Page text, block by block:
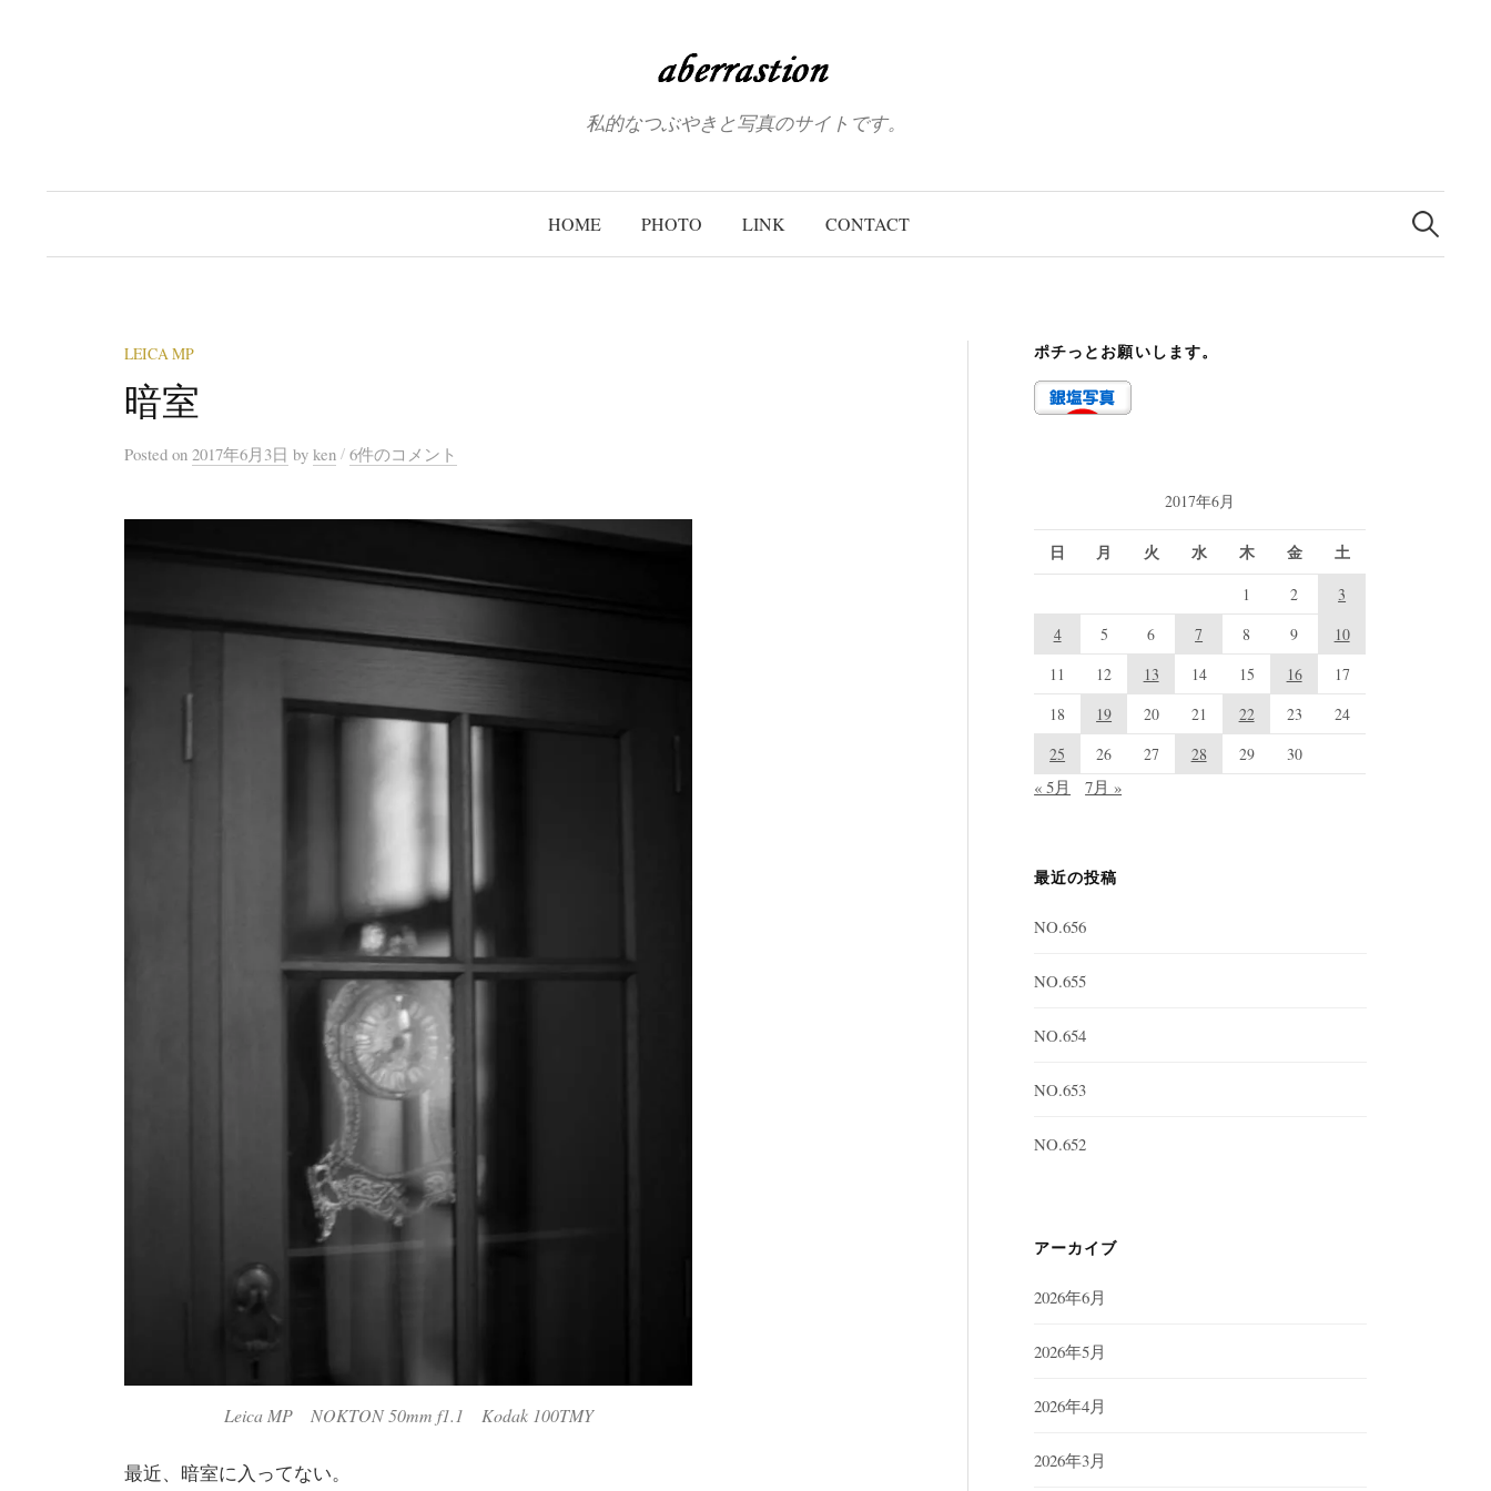
ス
ッ
私的なつぶやきと写真のサイトです。
HOME PHOTO LINK CONTACT
検
索:
LEICA MP
暗室
Posted on 2017年6月3日 by ken / 6件のコメント
Leica MP NOKTON 50mm f1.1 Kodak 100TMY
最近、暗室に入ってない。
ポチっとお願いします。
2017年6月
日 月 火 水 木 金 土
1 2
3
4
5 6 7 8 9
10
11
12 13 14 15 16
17
18
19 20 21 22 23
24
25
26 27 28 29 30
« 5月 7月 »
最近の投稿
NO.656
NO.655
NO.654
NO.653
NO.652
アーカイブ
2026年6月
2026年5月
2026年4月
2026年3月